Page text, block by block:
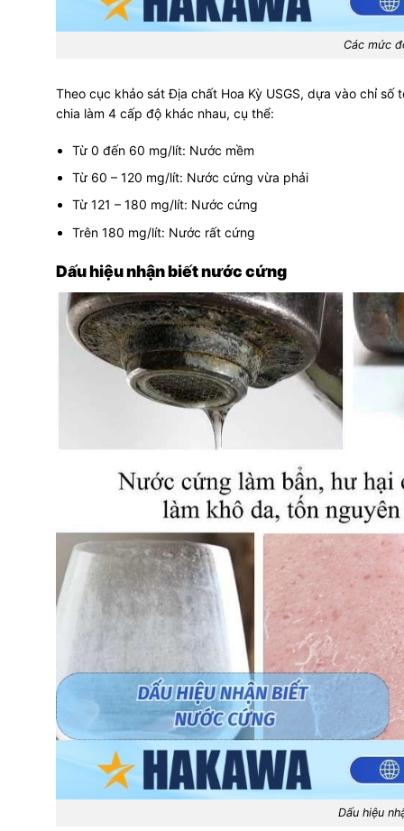
Các mức
Theo cục khảo sát Địa chất Hoa Kỳ USGS, dựa vào chỉ
chia làm 4 cấp độ khác nhau, cụ thể:
Từ 0 đến 60 mg/lít: Nước mềm
Từ 60 – 120 mg/lít: Nước cứng vừa phải
Từ 121 – 180 mg/lít: Nước cứng
Trên 180 mg/lít: Nước rất cứng
Dấu hiệu nhận biết nước cứng
Dấu hiệu